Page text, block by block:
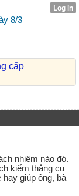
8/3
cấp
nhiệm nào đó.
kiếm thằng cu
hay giúp ông, bà